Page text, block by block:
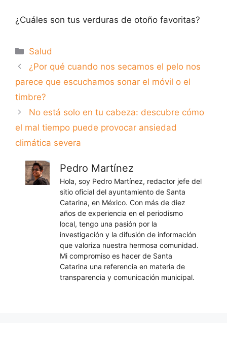
¿Cuáles son tus verduras de otoño favoritas?
Categorías
Salud
¿Por qué cuando nos secamos el pelo nos
parece que escuchamos sonar el móvil o el
timbre?
No está solo en tu cabeza: descubre cómo
el mal tiempo puede provocar ansiedad
climática severa
Pedro Martínez
Hola, soy Pedro Martínez, redactor jefe del
sitio oficial del ayuntamiento de Santa
Catarina, en México. Con más de diez
años de experiencia en el periodismo
local, tengo una pasión por la
investigación y la difusión de información
que valoriza nuestra hermosa comunidad.
Mi compromiso es hacer de Santa
Catarina una referencia en materia de
transparencia y comunicación municipal.